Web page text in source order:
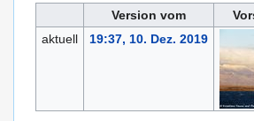
Version vom
aktuell
19:37, 10. Dez. 2019